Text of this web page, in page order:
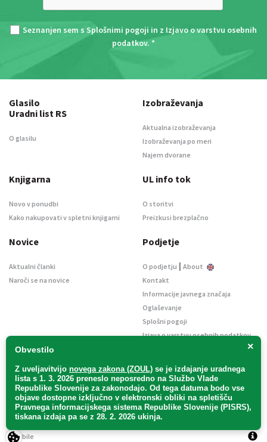
Seznanjen sem s Splošnimi pogoji in z Izjavo o varstvu osebnih
podatkov. *
×
Obvestilo
Z uveljavitvijo novega zakona (ZOUL) se je izdajanje uradnega
lista s 1. 3. 2026 preneslo neposredno na Službo Vlade
Republike Slovenije za zakonodajo. Od tega datuma bodo vse
objave dostopne izključno v elektronski obliki na spletišču
Pravnega informacijskega sistema Republike Slovenije (PISRS),
tiskana izdaja pa se z 28. 2. 2026 ukinja.
Glasilo
Uradni list RS
O glasilu
Izobraževanja
Aktualna izobraževanja
Izobraževanja po meri
Najem dvorane
Knjigarna
Novo v ponudbi
Kako nakupovati v spletni knjigarni
UL info tok
O storitvi
Preizkusi brezplačno
Novice
Aktualni članki
Naroči se na novice
Podjetje
O podjetju | About
Kontakt
Informacije javnega značaja
Oglaševanje
Splošni pogoji
Izjava o varstvu osebnih podatkov
Uradni list d. o. o. – v likvidaciji / Vse pravice pridržane.
2Mobile